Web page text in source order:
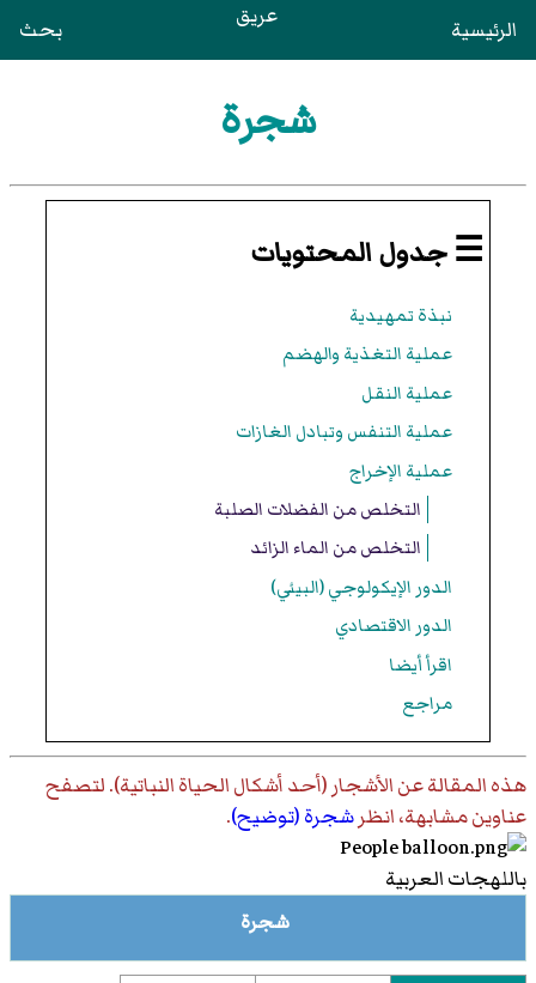
الرئيسية عريق بحث
شجرة
☰ جدول المحتويات
نبذة تمهيدية
عملية التغذية والهضم
عملية النقل
عملية التنفس وتبادل الغازات
عملية الإخراج
التخلص من الفضلات الصلبة
التخلص من الماء الزائد
الدور الإيكولوجي (البيئي)
الدور الاقتصادي
اقرأ أيضا
مراجع
هذه المقالة عنالأشجار (أحد أشكال الحياة النباتية). لتصفح
عناوين مشابهة، انظرشجرة (توضيح).
باللهجات العربية
شجرة